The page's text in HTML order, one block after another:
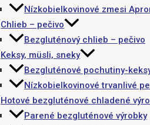
Nízkobielkovinové zmesi
Chlieb – pečivo
Bezgluténový chlieb – pečivo
Keksy, müsli, sneky
Bezgluténové pochutiny-
Nízkobielkovinové trvanlivé
Hotové bezgluténové chladené
Parené bezgluténové výrobky